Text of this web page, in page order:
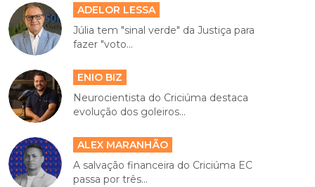
ADELOR LESSA
Júlia tem "sinal verde" da Justiça para
fazer "voto...
ENIO BIZ
Neurocientista do Criciúma destaca
evolução dos goleiros...
ALEX MARANHÃO
A salvação financeira do Criciúma EC
passa por três...